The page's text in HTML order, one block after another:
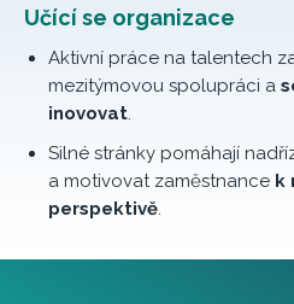
Učící se organizace
Aktivní práce na talentech
mezitýmovou spolupráci a
inovovat.
Silné stránky pomáhají
a motivovat zaměstnance k
perspektivě.